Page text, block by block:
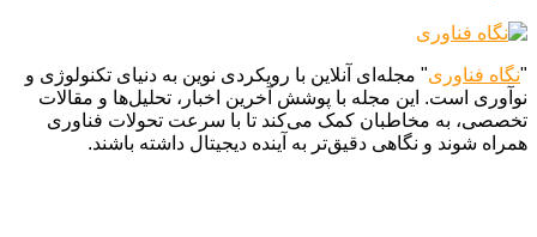
"نگاه فناوری" مجله‌ای آنلاین با رویکردی نوین به دنیای تکنولوژی و
نوآوری است. این مجله با پوشش آخرین اخبار، تحلیل‌ها و مقالات
تخصصی، به مخاطبان کمک می‌کند تا با سرعت تحولات فناوری
همراه شوند و نگاهی دقیق‌تر به آینده دیجیتال داشته باشند.